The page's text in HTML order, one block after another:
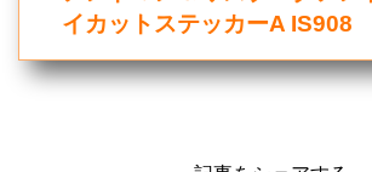
イカットステッカーA IS908